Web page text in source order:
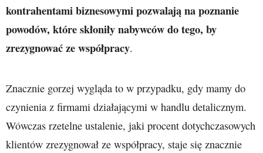
kontrahentami biznesowymi pozwalają na poznanie
powodów, które skłoniły nabywców do tego, by
zrezygnować ze współpracy.
Znacznie gorzej wygląda to w przypadku, gdy mamy do
czynienia z firmami działającymi w handlu detalicznym.
Wówczas rzetelne ustalenie, jaki procent dotychczasowych
klientów zrezygnował ze współpracy, staje się znacznie